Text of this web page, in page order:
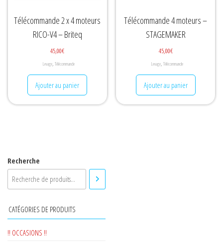
Télécommande 2 x 4 moteurs
RICO-V4 – Briteq
45,00€
Levage, Télécommande
Ajouter au panier
Télécommande 4 moteurs –
STAGEMAKER
45,00€
Levage, Télécommande
Ajouter au panier
Recherche
CATÉGORIES DE PRODUITS
!! OCCASIONS !!